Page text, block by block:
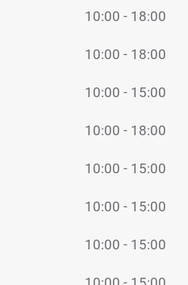
10:00 - 18:00
10:00 - 18:00
10:00 - 15:00
10:00 - 18:00
10:00 - 15:00
10:00 - 15:00
10:00 - 15:00